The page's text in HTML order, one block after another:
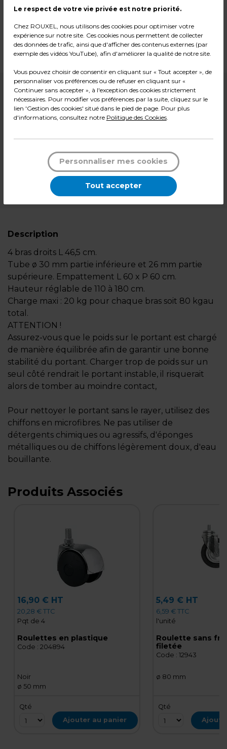
Code :
12903
Matière : Fer
Dimensions : H 110 à 180 cm
Poids : 12,40 kg
139,00€ HT
+ éco-mobilier1,61€
*Des frais de livraison et d'emballage peuvent s'ajouter.
Description
4 bras droits L 46,5 cm.
Tube ø 30 mm partie inférieure et 26 mm partie
supérieure. Empattement L 60 x P 60 cm.
Hauteur réglable de 110 à 180 cm.
Charge maxi : 20 kg pour chaque bras soit 80 kgau
total.
ATTENTION !
Assurez-vous que le poids sur le portant est chargé
de manière équilibrée afin de garantir une bonne
stabilité du portant. Charger trop de poids sur un
seul côté rendrait le portant instable, il risquerait
alors de tomber au moindre contact,
Pour nettoyer le portant sans le rayer, utilisez des
chiffons en microfibres. Ne pas utiliser de
détergents chimiques ou agressifs, d'éponges
métalliques ou de chiffons légèrement doux, d'eau
bouillante.
Produits Associés
16,90 € HT
20,28 € TTC
Pqt de 4
Roulettes en plastique
Code : 204894
Noir
ø 50 mm
Qté
Ajouter au panier
5,49 € HT
6,59 € TTC
l'unité
Roulette sans
filetée
Code : 12943
ø 80 mm
Qté
Le respect de votre vie privée est notre priorité.
Chez ROUXEL, nous utilisons des cookies pour optimiser votre
expérience sur notre site. Ces cookies nous permettent de collecter
des données de trafic, ainsi que d'afficher des contenus externes (par
exemple des vidéos YouTube), afin d'améliorer la qualité de notre site.
Vous pouvez choisir de consentir en cliquant sur « Tout accepter », de
personnaliser vos préférences ou de refuser en cliquant sur «
Continuer sans accepter », à l'exception des cookies strictement
nécessaires. Pour modifier vos préférences par la suite, cliquez sur le
lien 'Gestion des cookies' situé dans le pied de page. Pour plus
d'informations, consultez notre Politique des Cookies.
Personnaliser mes cookies
Tout accepter